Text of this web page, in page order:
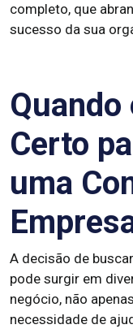
completo, que
sucesso da sua
Certo
uma
A decisão de
pode surgir em
negócio, não
necessidade de